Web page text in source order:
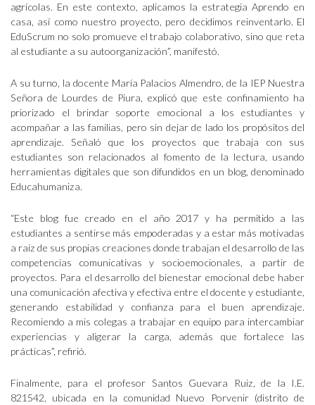
agrícolas. En este contexto, aplicamos la estrategia Aprendo en
casa, así como nuestro proyecto, pero decidimos reinventarlo. El
EduScrum no solo promueve el trabajo colaborativo, sino que reta
al estudiante a su autoorganización”, manifestó.
A su turno, la docente María Palacios Almendro, de la IEP Nuestra
Señora de Lourdes de Piura, explicó que este confinamiento ha
priorizado el brindar soporte emocional a los estudiantes y
acompañar a las familias, pero sin dejar de lado los propósitos del
aprendizaje. Señaló que los proyectos que trabaja con sus
estudiantes son relacionados al fomento de la lectura, usando
herramientas digitales que son difundidos en un blog, denominado
Educahumaniza.
“Este blog fue creado en el año 2017 y ha permitido a las
estudiantes a sentirse más empoderadas y a estar más motivadas
a raíz de sus propias creaciones donde trabajan el desarrollo de las
competencias comunicativas y socioemocionales, a partir de
proyectos. Para el desarrollo del bienestar emocional debe haber
una comunicación afectiva y efectiva entre el docente y estudiante,
generando estabilidad y confianza para el buen aprendizaje.
Recomiendo a mis colegas a trabajar en equipo para intercambiar
experiencias y aligerar la carga, además que fortalece las
prácticas”, refirió.
Finalmente, para el profesor Santos Guevara Ruiz, de la I.E.
821542, ubicada en la comunidad Nuevo Porvenir (distrito de